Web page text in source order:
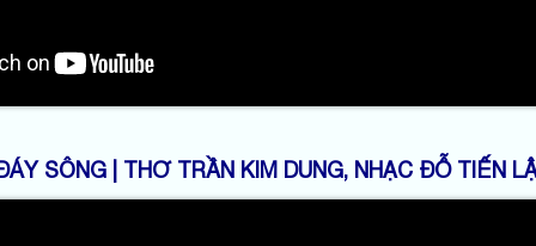
SÔNG | THƠ TRẦN KIM DUNG, NHẠC ĐỖ TIẾN